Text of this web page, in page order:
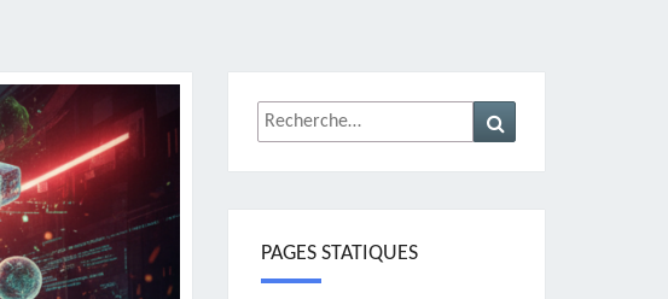
Rechercher :
PAGES STATIQUES